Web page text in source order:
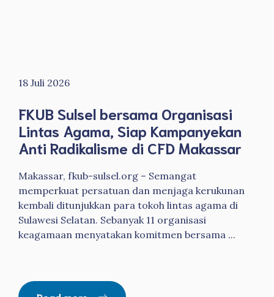
18 Juli 2026
FKUB Sulsel bersama Organisasi
Lintas Agama, Siap Kampanyekan
Anti Radikalisme di CFD Makassar
Makassar, fkub-sulsel.org – Semangat
memperkuat persatuan dan menjaga kerukunan
kembali ditunjukkan para tokoh lintas agama di
Sulawesi Selatan. Sebanyak 11 organisasi
keagamaan menyatakan komitmen bersama ...